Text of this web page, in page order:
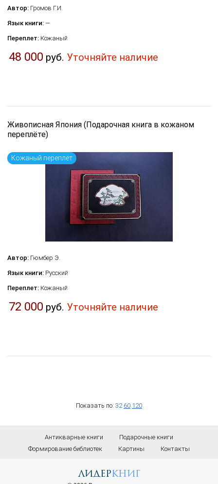
Автор: Громов Г.И.
Язык книги: —
Переплет: Кожаный
48 000 руб. Уточняйте наличие
Живописная Япония (Подарочная книга в кожаном
переплёте)
Кожаный переплёт
Автор: Гюмбер Э.
Язык книги: Русский
Переплет: Кожаный
72 000 руб. Уточняйте наличие
Показать по: 32 60 120
Антикварные книги
Подарочные книги
Формирование библиотек
Картины Контакты
лидеркниг